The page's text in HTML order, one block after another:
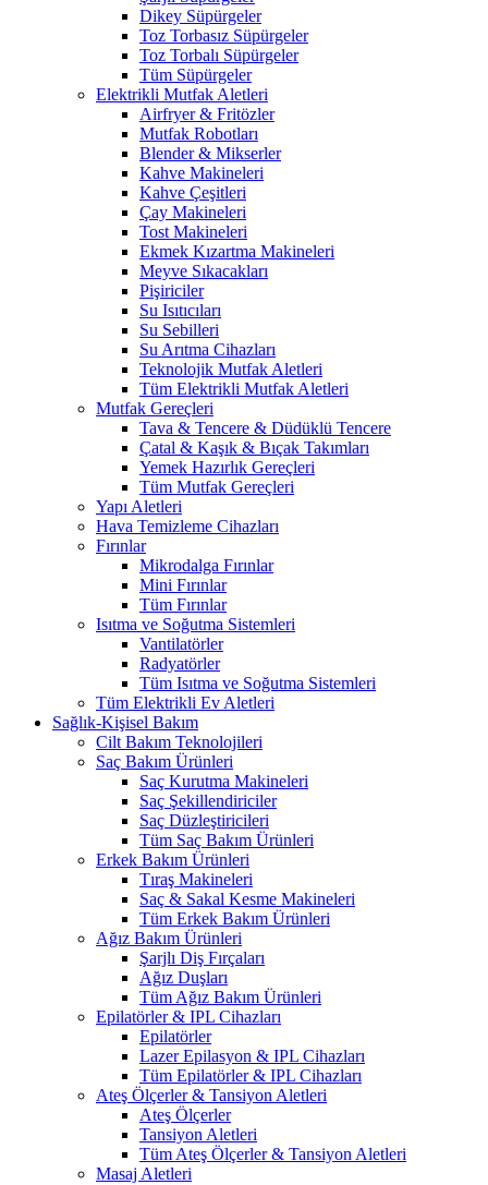
Dikey Süpürgeler
Toz Torbasız Süpürgeler
Toz Torbalı Süpürgeler
Tüm Süpürgeler
Elektrikli Mutfak Aletleri
Airfryer & Fritözler
Mutfak Robotları
Blender & Mikserler
Kahve Makineleri
Kahve Çeşitleri
Çay Makineleri
Tost Makineleri
Ekmek Kızartma Makineleri
Meyve Sıkacakları
Pişiriciler
Su Isıtıcıları
Su Sebilleri
Su Arıtma Cihazları
Teknolojik Mutfak Aletleri
Tüm Elektrikli Mutfak Aletleri
Mutfak Gereçleri
Tava & Tencere & Düdüklü Tencere
Çatal & Kaşık & Bıçak Takımları
Yemek Hazırlık Gereçleri
Tüm Mutfak Gereçleri
Yapı Aletleri
Hava Temizleme Cihazları
Fırınlar
Mikrodalga Fırınlar
Mini Fırınlar
Tüm Fırınlar
Isıtma ve Soğutma Sistemleri
Vantilatörler
Radyatörler
Tüm Isıtma ve Soğutma Sistemleri
Tüm Elektrikli Ev Aletleri
Sağlık-Kişisel Bakım
Cilt Bakım Teknolojileri
Saç Bakım Ürünleri
Saç Kurutma Makineleri
Saç Şekillendiriciler
Saç Düzleştiricileri
Tüm Saç Bakım Ürünleri
Erkek Bakım Ürünleri
Tıraş Makineleri
Saç & Sakal Kesme Makineleri
Tüm Erkek Bakım Ürünleri
Ağız Bakım Ürünleri
Şarjlı Diş Fırçaları
Ağız Duşları
Tüm Ağız Bakım Ürünleri
Epilatörler & IPL Cihazları
Epilatörler
Lazer Epilasyon & IPL Cihazları
Tüm Epilatörler & IPL Cihazları
Ateş Ölçerler & Tansiyon Aletleri
Ateş Ölçerler
Tansiyon Aletleri
Tüm Ateş Ölçerler & Tansiyon Aletleri
Masaj Aletleri